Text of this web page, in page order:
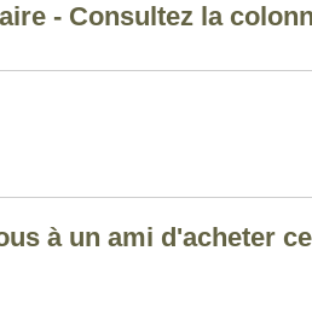
- Consultez la
à un ami d'acheter